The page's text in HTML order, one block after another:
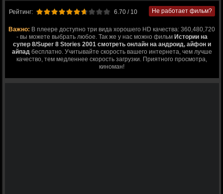
Рейтинг: 6.70/ 10 Не работает фильм?
Важно: В плеере доступно три вида хорошего HD качества: 360,480,720
- вы можете выбрать любое. Так же у нас можно фильм Истории на
супер 8/Super 8 Stories 2001 смотреть онлайн на андроид, айфон и
айпад бесплатно. Учитывайте скорость вашего интернета, чем лучше
качество, тем медленнее скорость загрузки. Приятного просмотра,
киноман!